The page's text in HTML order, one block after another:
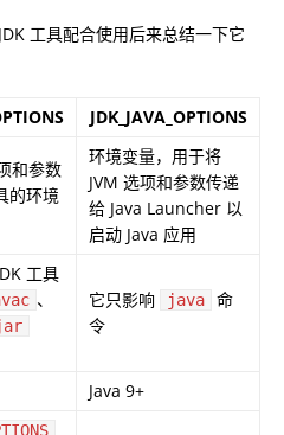
工具配合使用后来总结一下它
JDK_JAVA_OPTIONS
和参数
的环境
环境变量，用于将
JVM 选项和参数传递
给 Java Launcher 以
启动 Java 应用
工具
、 它只影响 java
命
令
Java 9+